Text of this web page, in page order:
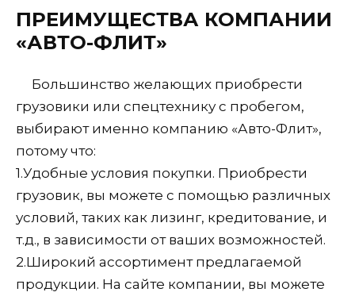
ПРЕИМУЩЕСТВА КОМПАНИИ
«АВТО-ФЛИТ»
Большинство желающих приобрести
грузовики или спецтехнику с пробегом,
выбирают именно компанию «Авто-Флит»,
потому что:
1.Удобные условия покупки. Приобрести
грузовик, вы можете с помощью различных
условий, таких как лизинг, кредитование, и
т.д., в зависимости от ваших возможностей.
2.Широкий ассортимент предлагаемой
продукции. На сайте компании, вы можете